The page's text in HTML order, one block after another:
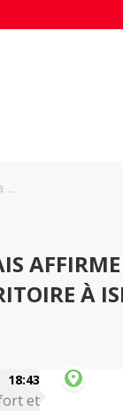
...
À
18:43
et